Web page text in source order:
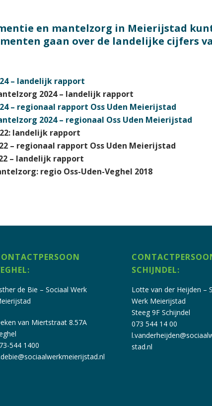
en mantelzorg in Meierijstad
gaan over de landelijke cijfers
– landelijk rapport
2024 – landelijk rapport
– regionaal rapport Oss Uden Meierijstad
2024 – regionaal Oss Uden Meierijstad
landelijk rapport
– regionaal rapport Oss Uden Meierijstad
– landelijk rapport
regio Oss-Uden-Veghel 2018
de Bie – Sociaal Werk
van Miertstraat 8.57A
544 1400
SCHIJNDEL:
Lotte van der Heijden –
Werk Meierijstad
Steeg 9F Schijndel
073 544 14 00
stad.nl